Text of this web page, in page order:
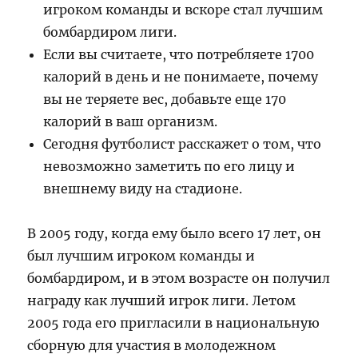
игроком команды и вскоре стал лучшим
бомбардиром лиги.
Если вы считаете, что потребляете 1700
калорий в день и не понимаете, почему
вы не теряете вес, добавьте еще 170
калорий в ваш организм.
Сегодня футболист расскажет о том, что
невозможно заметить по его лицу и
внешнему виду на стадионе.
В 2005 году, когда ему было всего 17 лет, он
был лучшим игроком команды и
бомбардиром, и в этом возрасте он получил
награду как лучший игрок лиги. Летом
2005 года его пригласили в национальную
сборную для участия в молодежном